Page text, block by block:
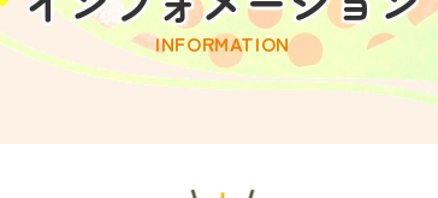
INFORMATION